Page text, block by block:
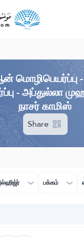
அட்டவணை
பணிகள் - API
தொடர்பாக
மொழிபெயர்ப்பு -
- அப்துல்லா
நாசர் காமிஸ்
Share
பக்கம்